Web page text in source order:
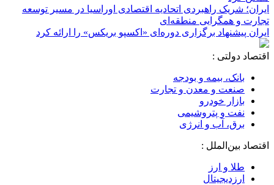
ایران؛ شریک راهبردی اتحادیه اقتصادی اوراسیا در مسیر توسعه
تجارت و همگرایی منطقه‌ای
ایران پیشنهاد برگزاری دوره‌ای «اکسپو بریکس» را ارائه کرد
اقتصاد دولتی :
بانک، بیمه و بودجه
صنعت و معدن و تجارت
بازار خودرو
نفت و پتروشیمی
برق، آب و انرژی
اقتصاد بین‌الملل :
طلا و ارز
ارزدیجیتال